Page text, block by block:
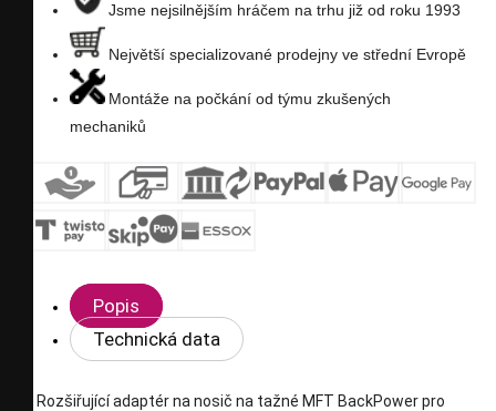
Jsme nejsilnějším hráčem na trhu již od roku 1993
Největší specializované prodejny ve střední Evropě
Montáže na počkání od týmu zkušených
mechaniků
Popis
Technická data
Rozšiřující adaptér na nosič na tažné MFT BackPower pro